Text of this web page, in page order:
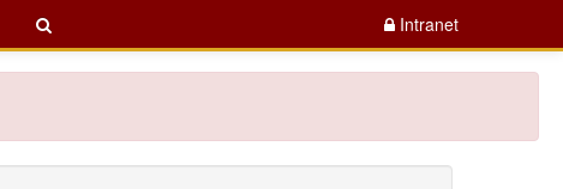
Intranet